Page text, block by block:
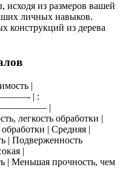
из размеров вашей
личных навыков.
конструкций из дерева
|
| :
|
легкость обработки |
| Средняя |
| Подверженность
|
| Меньшая прочность, чем